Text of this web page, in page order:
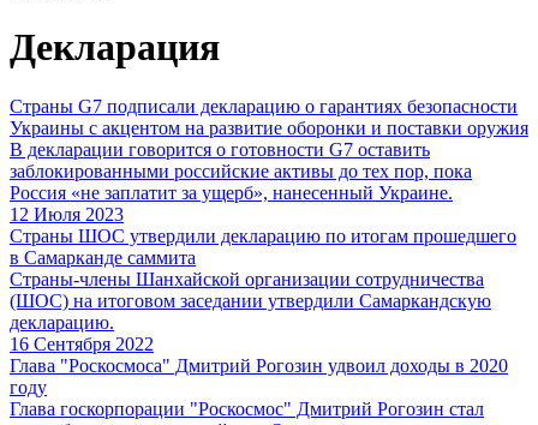
Декларация
Страны G7 подписали декларацию о гарантиях безопасности
Украины с акцентом на развитие оборонки и поставки оружия
В декларации говорится о готовности G7 оставить
заблокированными российские активы до тех пор, пока
Россия «не заплатит за ущерб», нанесенный Украине.
12 Июля 2023
Страны ШОС утвердили декларацию по итогам прошедшего
в Самарканде саммита
Страны-члены Шанхайской организации сотрудничества
(ШОС) на итоговом заседании утвердили Самаркандскую
декларацию.
16 Сентября 2022
Глава "Роскосмоса" Дмитрий Рогозин удвоил доходы в 2020
году
Глава госкорпорации "Роскосмос" Дмитрий Рогозин стал